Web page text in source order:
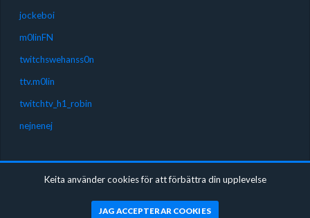
jockeboi
m0linFN
twitchswehanss0n
ttv.m0lin
twitchtv_h1_robin
nejnenej
SOLO
Jonatan0327 har ännu inte spelat några solo-turneringar
Keita använder cookies för att förbättra din upplevelse
JAG ACCEPTERAR COOKIES